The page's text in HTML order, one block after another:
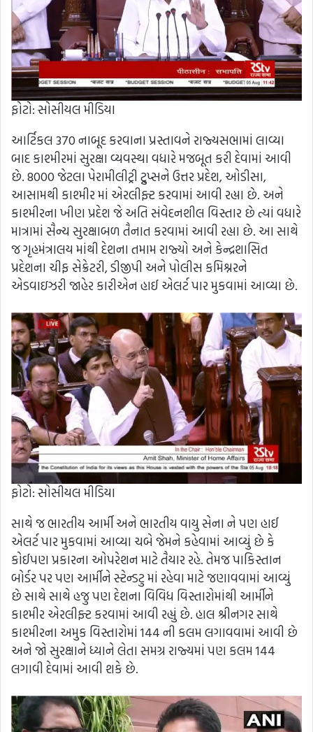
ફોટો: સોસીયલ મીડિયા
આર્ટિકલ 370 નાબૂદ કરવાના પ્રસ્તાવને રાજ્યસભામાં લાવ્યા
બાદ કાશ્મીરમાં સુરક્ષા વ્યવસ્થા વધારે મજબૂત કરી દેવામાં આવી
છે. 8000 જેટલા પેરામીલીટ્રી ટ્રુપ્સને ઉત્તર પ્રદેશ, ઓડીસા,
આસામથી કાશ્મીર માં એરલીફ્ટ કરવામાં આવી રહ્યા છે. અને
કાશ્મીરના ખીણ પ્રદેશ જે અતિ સંવેદનશીલ વિસ્તાર છે ત્યાં વધારે
માત્રામાં સૈન્ય સુરક્ષાબળ તૈનાત કરવામાં આવી રહ્યા છે. આ સાથે
જ ગૃહમંત્રાલય માંથી દેશના તમામ રાજ્યો અને કેન્દ્રશાસિત
પ્રદેશના ચીફ સેક્રેટરી, ડીજીપી અને પોલીસ કમિશ્નરને
એડવાઇઝરી જાહેર કારીએન હાઈ એલર્ટ પાર મુકવામાં આવ્યા છે.
ફોટો: સોસીયલ મીડિયા
સાથે જ ભારતીય આર્મી અને ભારતીય વાયુ સેના ને પણ હાઈ
એલર્ટ પાર મુકવામાં આવ્યા ચબે જેમને કહેવામાં આવ્યું છે કે
કોઈપણ પ્રકારના ઓપરેશન માટે તૈયાર રહે. તેમજ પાકિસ્તાન
બોર્ડર પર પણ આર્મીને સ્ટેન્ડટુ માં રહેવા માટે જણાવવામાં આવ્યું
છે સાથે સાથે હજુ પણ દેશના વિવિધ વિસ્તારોમાંથી આર્મીને
કાશ્મીર એરલીફ્ટ કરવામાં આવી રહ્યું છે. હાલ શ્રીનગર સાથે
કાશ્મીરના અમુક વિસ્તારોમાં 144 ની કલમ લગાવવામાં આવી છે
અને જો સુરક્ષાને ધ્યાને લેતા સમગ્ર રાજ્યમાં પણ કલમ 144
લગાવી દેવામાં આવી શકે છે.